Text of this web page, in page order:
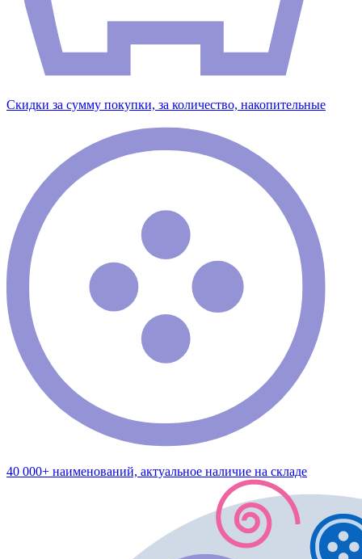
Скидки за сумму покупки, за количество, накопительные
40 000+ наименований, актуальное наличие на складе